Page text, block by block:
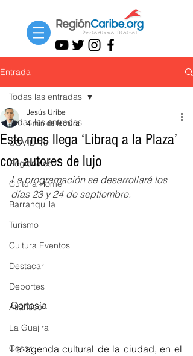
Entrada
Todas las entradas
COVID-19
Regionales
Cultura Home
Barranquilla
Turismo
Cultura Eventos
Destacar
Deportes
Atlántico
La Guajira
Cesar
Todas las entradas
Este mes llega ‘Libraq a la Plaza’
con autores de lujo
Jesús Uribe
4 min de lectura
La programación se desarrollará los
días 23 y 24 de septiembre.
Cortesía
La agenda cultural de la ciudad, en el